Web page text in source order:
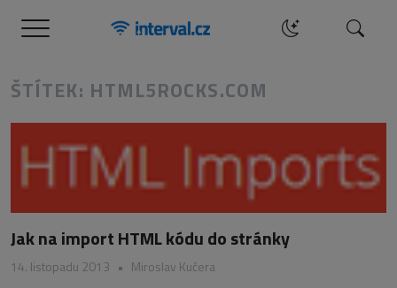
Menu Hledat
ŠTÍTEK: HTML5ROCKS.COM
Jak na import HTML kódu do stránky
14. listopadu 2013 • Miroslav Kučera